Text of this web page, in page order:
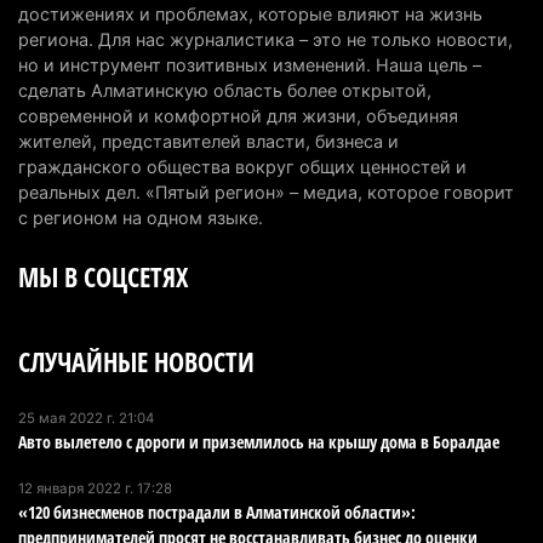
Пожар в Аксайском ущелье под Алматы
полностью ликвидирован спустя три дня
6 августа 2026 г. 08:51 234
Минэкологии опровергло фото тигра возле села
в Алматинской области
5 августа 2026 г. 17:06 204
мировом рейтинге благополучия
Казахстан может начать выпуск экологичного
запустят в Алатау
5 августа 2026 г. 12:32 203
Туриста с тяжелыми травмами эвакуировали в
горах Алматинской области после камнепада
достижениях и проблемах, которые влияют на жизнь
региона. Для нас журналистика – это не только новости,
но и инструмент позитивных изменений. Наша цель –
сделать Алматинскую область более открытой,
современной и комфортной для жизни, объединяя
жителей, представителей власти, бизнеса и
гражданского общества вокруг общих ценностей и
реальных дел. «Пятый регион» – медиа, которое говорит
с регионом на одном языке.
МЫ В СОЦСЕТЯХ
СЛУЧАЙНЫЕ НОВОСТИ
25 мая 2022 г. 21:04
Авто вылетело с дороги и приземлилось на крышу дома в Боралдае
12 января 2022 г. 17:28
«120 бизнесменов пострадали в Алматинской области»:
предпринимателей просят не восстанавливать бизнес до оценки